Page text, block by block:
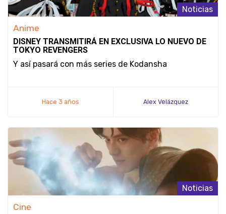
Noticias
Anime
DISNEY TRANSMITIRÁ EN EXCLUSIVA LO NUEVO DE
TOKYO REVENGERS
Y así pasará con más series de Kodansha
Hace 3 años Alex Velázquez
Noticias
Cine